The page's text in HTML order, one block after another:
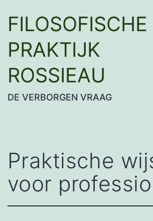
naar
inhoud
FILOSOFISCHE
PRAKTIJK
ROSSIEAU
DE VERBORGEN VRAAG
Praktische
voor